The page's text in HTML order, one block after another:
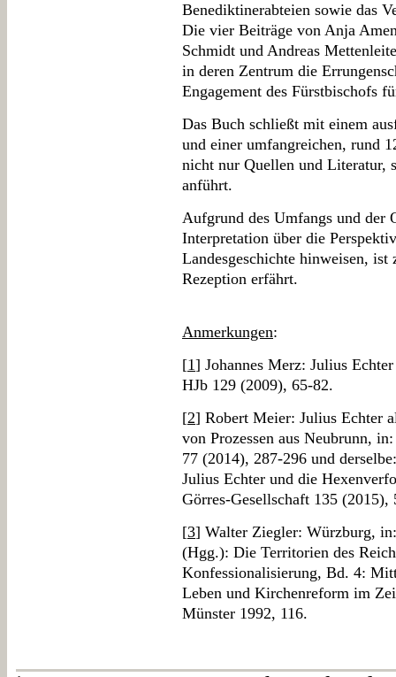
Benediktinerabteien sowie das
Die vier Beiträge von Anja
Schmidt und Andreas
in deren Zentrum die
Engagement des Fürstbischofs
Das Buch schließt mit einem
und einer umfangreichen, rund
nicht nur Quellen und Literatur,
anführt.
Aufgrund des Umfangs und der
Interpretation über die
Landesgeschichte hinweisen,
Rezeption erfährt.
Anmerkungen:
[1] Johannes Merz: Julius
HJb 129 (2009), 65-82.
[2] Robert Meier: Julius Echter
von Prozessen aus Neubrunn,
77 (2014), 287-296 und
Julius Echter und die
Görres-Gesellschaft 135 (2015),
[3] Walter Ziegler: Würzburg,
(Hgg.): Die Territorien des
Konfessionalisierung, Bd. 4:
Leben und Kirchenreform im
Münster 1992, 116.